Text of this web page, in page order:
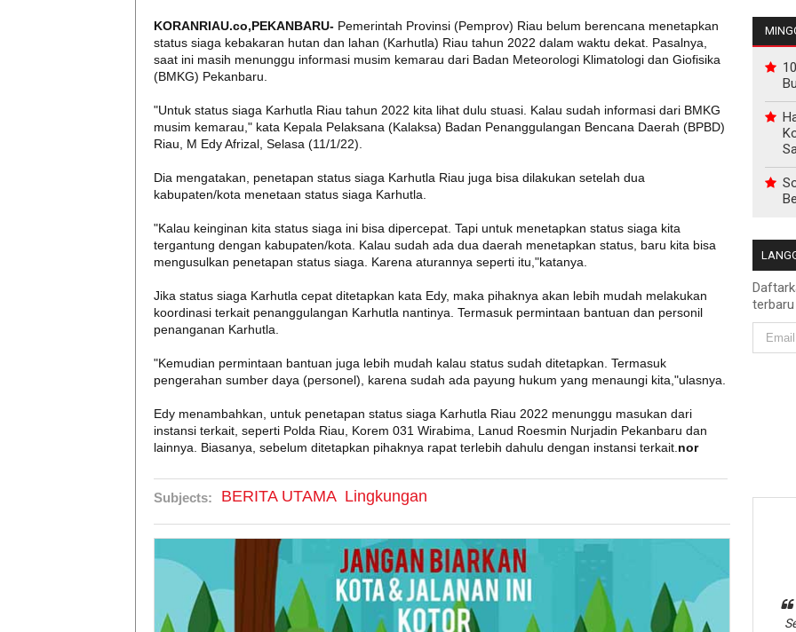
KORANRIAU.co,PEKANBARU- Pemerintah Provinsi (Pemprov) Riau belum berencana menetapkan
status siaga kebakaran hutan dan lahan (Karhutla) Riau tahun 2022 dalam waktu dekat. Pasalnya,
saat ini masih menunggu informasi musim kemarau dari Badan Meteorologi Klimatologi dan Giofisika
(BMKG) Pekanbaru.
"Untuk status siaga Karhutla Riau tahun 2022 kita lihat dulu stuasi. Kalau sudah informasi dari BMKG
musim kemarau," kata Kepala Pelaksana (Kalaksa) Badan Penanggulangan Bencana Daerah (BPBD)
Riau, M Edy Afrizal, Selasa (11/1/22).
Dia mengatakan, penetapan status siaga Karhutla Riau juga bisa dilakukan setelah dua
kabupaten/kota menetaan status siaga Karhutla.
"Kalau keinginan kita status siaga ini bisa dipercepat. Tapi untuk menetapkan status siaga kita
tergantung dengan kabupaten/kota. Kalau sudah ada dua daerah menetapkan status, baru kita bisa
mengusulkan penetapan status siaga. Karena aturannya seperti itu,"katanya.
Jika status siaga Karhutla cepat ditetapkan kata Edy, maka pihaknya akan lebih mudah melakukan
koordinasi terkait penanggulangan Karhutla nantinya. Termasuk permintaan bantuan dan personil
penanganan Karhutla.
"Kemudian permintaan bantuan juga lebih mudah kalau status sudah ditetapkan. Termasuk
pengerahan sumber daya (personel), karena sudah ada payung hukum yang menaungi kita,"ulasnya.
Edy menambahkan, untuk penetapan status siaga Karhutla Riau 2022 menunggu masukan dari
instansi terkait, seperti Polda Riau, Korem 031 Wirabima, Lanud Roesmin Nurjadin Pekanbaru dan
lainnya. Biasanya, sebelum ditetapkan pihaknya rapat terlebih dahulu dengan instansi terkait. nor
Subjects: BERITA UTAMA Lingkungan